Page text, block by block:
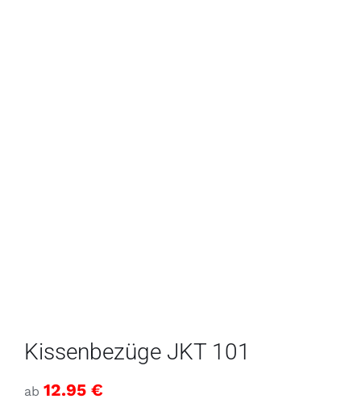
Kissenbezüge JKT 101
ab 12.95 €